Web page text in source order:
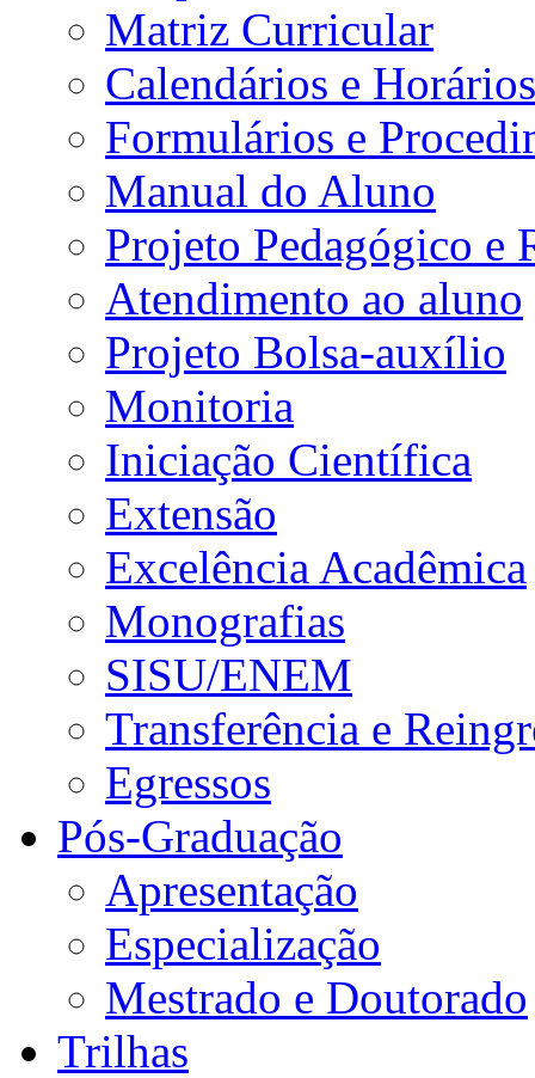
Matriz Curricular
Calendários e Horários
Formulários e
Manual do Aluno
Projeto Pedagógico e
Atendimento ao aluno
Projeto Bolsa-auxílio
Monitoria
Iniciação Científica
Extensão
Excelência Acadêmica
Monografias
SISU/ENEM
Transferência e
Egressos
Pós-Graduação
Apresentação
Especialização
Mestrado e Doutorado
Trilhas